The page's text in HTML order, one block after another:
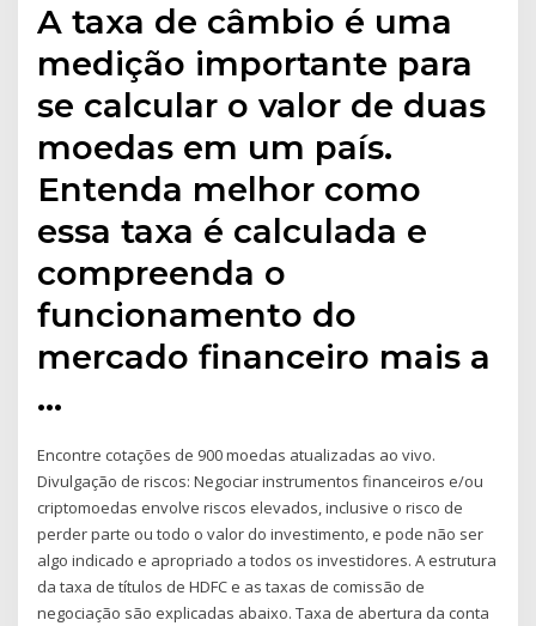
A taxa de câmbio é uma
medição importante para
se calcular o valor de duas
moedas em um país.
Entenda melhor como
essa taxa é calculada e
compreenda o
funcionamento do
mercado financeiro mais a
…
Encontre cotações de 900 moedas atualizadas ao vivo.
Divulgação de riscos: Negociar instrumentos financeiros e/ou
criptomoedas envolve riscos elevados, inclusive o risco de
perder parte ou todo o valor do investimento, e pode não ser
algo indicado e apropriado a todos os investidores. A estrutura
da taxa de títulos de HDFC e as taxas de comissão de
negociação são explicadas abaixo. Taxa de abertura da conta